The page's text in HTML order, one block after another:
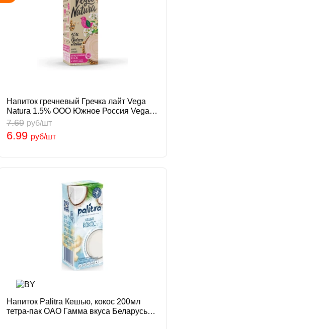
Напиток гречневый Гречка лайт Vega
Natura 1.5% ООО Южное Россия Vega
Natura
6.99 руб/шт
7.69 руб/шт
Напиток Palitra Кешью, кокос 200мл
тетра-пак ОАО Гамма вкуса Беларусь